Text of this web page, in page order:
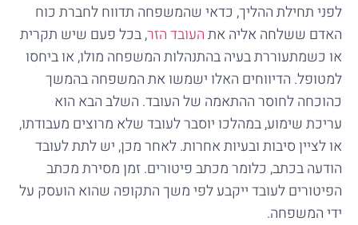
לפני תחילת ההליך, כדאי שהמשפחה תדווח לחברת כוח
האדם ששלחה אליה אתהעובד הזר, בכל פעם שיש תקרית
או כשמתעוררת בעיה בהתנהלות המשפחה מולו, או ביחסו
למטופל. הדיווחים האלו ישמשו את המשפחה בהמשך
כהוכחה לחוסר ההתאמה של העובד. השלב הבא הוא
עריכת שימוע, במהלכו יוסבר לעובד שלא מרוצים מעבודתו,
או לציין סיבות ובעיות אחרות. לאחר מכן, יש לתת לעובד
הודעה בכתב, כלומר מכתב פיטורים. זמן מסירת מכתב
הפיטורים לעובד ייקבע לפי משך התקופה שהוא הועסק על
ידי המשפחה.